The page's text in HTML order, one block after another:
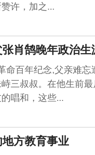
许，加之...
肖鹄晚年政治生
命百年纪念,父亲难
三叔叔。在他生前
唱和，这些...
方教育事业